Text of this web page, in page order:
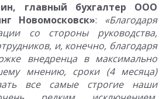
главный бухгалтер ООО
Новомосковск»: «Благодаря
со стороны руководства,
и, конечно, благодаря
внедренца в максимально
мнению, сроки (4 месяца)
все самые строгие наши